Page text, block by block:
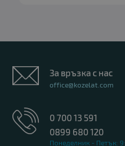
За връзка с нас
office@kozelat.com
0 700 13 591
0899 680 120
Понеделник - Петък: